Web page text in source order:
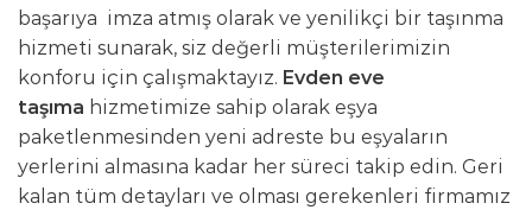
başarıya imza atmış olarak ve yenilikçi bir taşınma
hizmeti sunarak, siz değerli müşterilerimizin
konforu için çalışmaktayız. Evden eve
taşıma hizmetimize sahip olarak eşya
paketlenmesinden yeni adreste bu eşyaların
yerlerini almasına kadar her süreci takip edin. Geri
kalan tüm detayları ve olması gerekenleri firmamız